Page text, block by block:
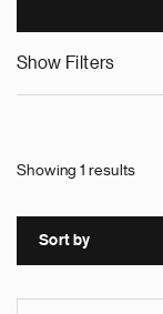
Show Filters
Showing 1 results
Sort by